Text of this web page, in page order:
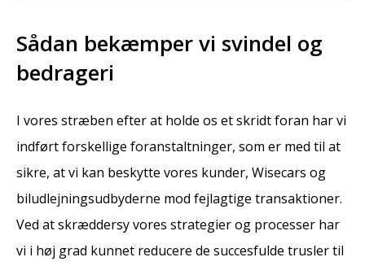
Sådan bekæmper vi svindel og
bedrageri
I vores stræben efter at holde os et skridt foran har vi
indført forskellige foranstaltninger, som er med til at
sikre, at vi kan beskytte vores kunder, Wisecars og
biludlejningsudbyderne mod fejlagtige transaktioner.
Ved at skræddersy vores strategier og processer har
vi i høj grad kunnet reducere de succesfulde trusler til